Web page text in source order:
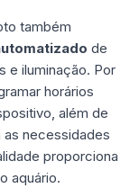
também
de
e iluminação. Por
horários
além de
necessidades
proporciona
aquário.